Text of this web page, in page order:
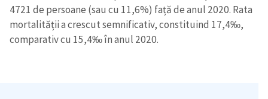
4721 de persoane (sau cu 11,6%) față de anul 2020. Rata
mortalității a crescut semnificativ, constituind 17,4‰,
comparativ cu 15,4‰ în anul 2020.